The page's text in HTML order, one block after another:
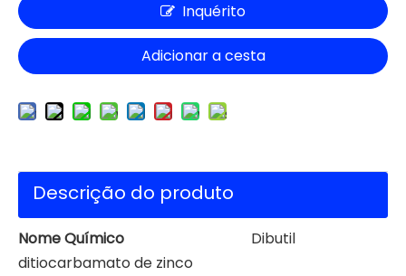
Inquérito
Adicionar a cesta
Descrição do produto
Nome Químico Dibutil
ditiocarbamato de zinco